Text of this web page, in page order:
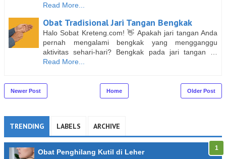
Read More...
Obat Tradisional Jari Tangan Bengkak
Halo Sobat Kreteng.com! 👋 Apakah jari tangan Anda
pernah mengalami bengkak yang mengganggu
aktivitas sehari-hari? Bengkak pada jari tangan …
Read More...
Newer Post Older Post
Home
TRENDING LABELS ARCHIVE
Obat Penghilang Kutil di Leher